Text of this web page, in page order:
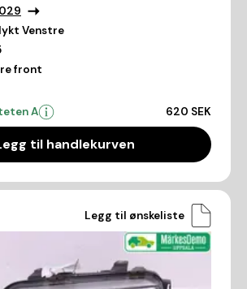
Venstre
front
A 620 SEK
til handlekurven
Legg til ønskeliste